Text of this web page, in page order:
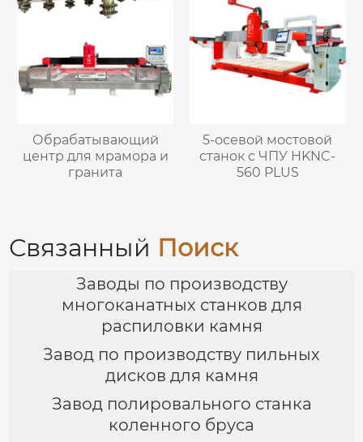
Обрабатывающий
центр для мрамора и
гранита
5-осевой мостовой
станок с ЧПУ HKNC-
560 PLUS
Связанный Поиск
Заводы по производству
многоканатных станков для
распиловки камня
Завод по производству пильных
дисков для камня
Завод полировального станка
коленного бруса